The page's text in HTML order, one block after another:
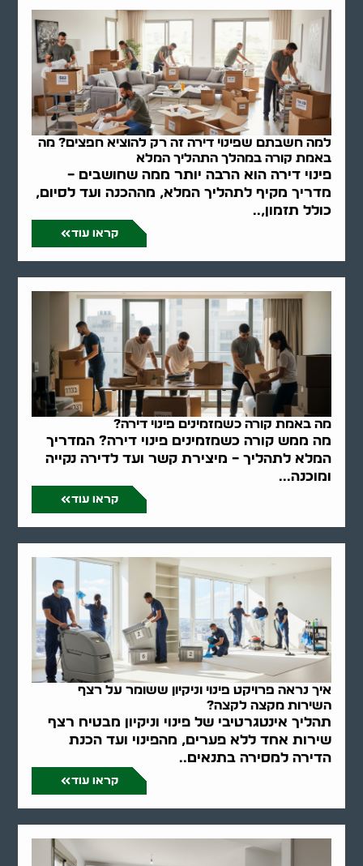
למה חשבתם שפינוי דירה זה רק להוציא חפצים? מה
באמת קורה במהלך התהליך המלא
פינוי דירה הוא הרבה יותר ממה שחושבים –
מדריך מקיף לתהליך המלא, מההכנה ועד לסיום,
כולל תזמון,..
קראו עוד
מה באמת קורה כשמזמינים פינוי דירה?
מה ממש קורה כשמזמינים פינוי דירה? המדריך
המלא לתהליך – מיצירת קשר ועד לדירה נקייה
ומוכנה...
קראו עוד
איך נראה פרויקט פינוי וניקיון ששומר על רצף
השירות מקצה לקצה?
תהליך אינטגרטיבי של פינוי וניקיון מבטיח רצף
שירות אחד ללא פערים, מהפינוי ועד הכנת
הדירה למסירה בתנאים..
קראו עוד